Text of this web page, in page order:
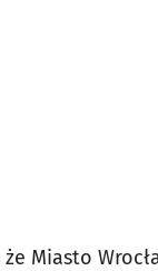
że Miasto